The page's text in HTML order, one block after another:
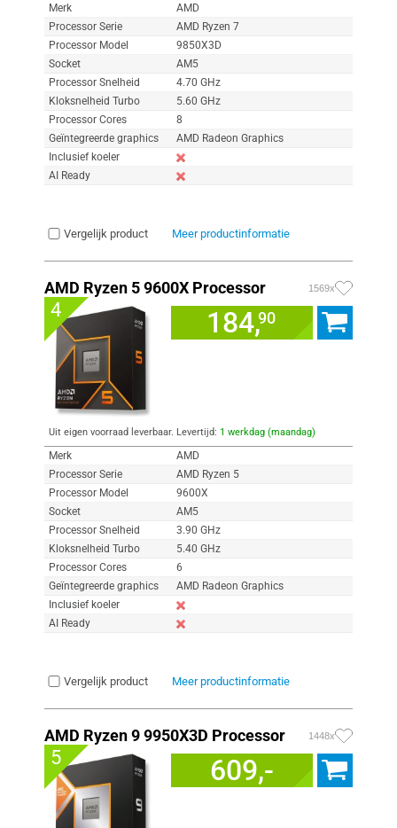
Merk
AMD
Processor Serie
AMD Ryzen 7
Processor Model
9850X3D
Socket
AM5
Processor Snelheid
4.70 GHz
Kloksnelheid Turbo
5.60 GHz
Processor Cores
8
Geïntegreerde graphics
AMD Radeon Graphics
Inclusief koeler
AI Ready
Vergelijk product Meer productinformatie
AMD Ryzen 5 9600X Processor 1569x
4 184,90
Uit eigen voorraad leverbaar. Levertijd: 1 werkdag (maandag)
Merk
AMD
Processor Serie
AMD Ryzen 5
Processor Model
9600X
Socket
AM5
Processor Snelheid
3.90 GHz
Kloksnelheid Turbo
5.40 GHz
Processor Cores
6
Geïntegreerde graphics
AMD Radeon Graphics
Inclusief koeler
AI Ready
Vergelijk product Meer productinformatie
AMD Ryzen 9 9950X3D Processor 1448x
5 609,-